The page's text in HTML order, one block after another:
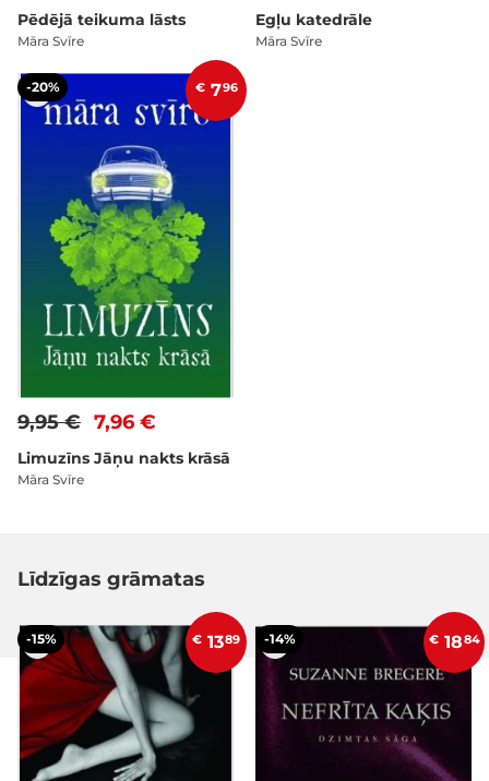
Pēdējā teikuma lāsts
Māra Svīre
Egļu katedrāle
Māra Svīre
-20% € 796
7,96 €
9,95 €
Limuzīns Jāņu nakts krāsā
Māra Svīre
Līdzīgas grāmatas
-15% € 1389 -14% € 1884